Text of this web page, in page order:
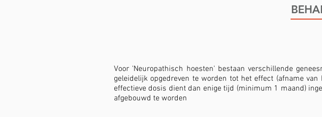
Voor 'Neuropathisch hoesten' bestaan verschillende
geleidelijk opgedreven te worden tot het effect (afname
effectieve dosis dient dan enige tijd (minimum 1 maand)
afgebouwd te worden